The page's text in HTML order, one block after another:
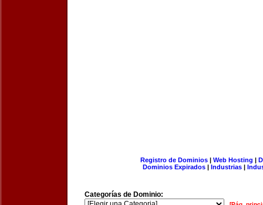
Registro de Dominios| Web Hosting |
Dominios Expirados | Industrias |
Categorías de Dominio: